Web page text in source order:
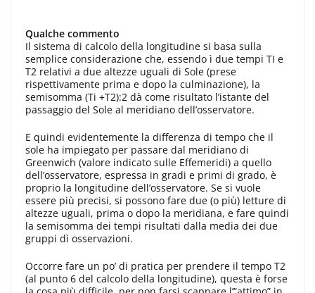
Qualche commento
Il sistema di calcolo della longitu­dine si basa sulla
semplice considera­zione che, essendo ì due tempi TI e
T2 relativi a due altezze uguali di So­le (prese
rispettivamente prima e do­po la culminazione), la
semisomma (Ti +T2):2 dà come risultato l’istante del
passaggio del Sole al meridiano dell’osservatore.
E quindi evidente­mente la differenza di tempo che il
sole ha impiegato per passare dal me­ridiano di
Greenwich (valore indicato sulle Effemeridi) a quello
dell’osserva­tore, espressa in gradi e primi di gra­do, è
proprio la longitudine dell’osser­vatore. Se si vuole
essere più precisi, si possono fare due (o più) letture di
altezze uguali, prima o dopo la meri­diana, e fare quindi
la semisomma dei tempi risultati dalla media dei due
gruppi dì osservazioni.
Occorre fare un po’ di pratica per prendere il tempo T2
(al punto 6 del calcolo della longitudine), questa è forse